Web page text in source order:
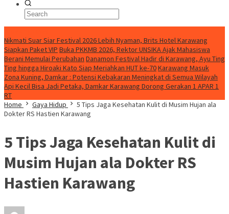
Nikmati Suar Siar Festival 2026 Lebih Nyaman, Brits Hotel Karawang
Siapkan Paket VIP Buka PKKMB 2026, Rektor UNSIKA Ajak Mahasiswa
Berani Memulai Perubahan Danamon Festival Hadir di Karawang, Ayu Ting
Ting hingga Hiroaki Kato Siap Meriahkan HUT ke-70Karawang Masuk
Zona Kuning, Damkar : Potensi Kebakaran Meningkat di Semua Wilayah
Api Kecil Bisa Jadi Petaka, Damkar Karawang Dorong Gerakan 1 APAR 1
RT
Home
Gaya Hidup
5 Tips Jaga Kesehatan Kulit di Musim Hujan ala
Dokter RS Hastien Karawang
5 Tips Jaga Kesehatan Kulit di
Musim Hujan ala Dokter RS
Hastien Karawang